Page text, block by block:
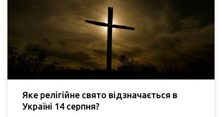
Яке релігійне свято відзначається в
Україні 14 серпня?